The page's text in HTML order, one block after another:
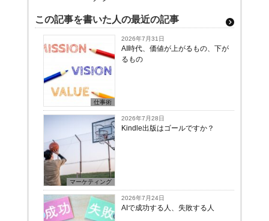
この記事を書いた人の最近の記事
仕事術
2026年7月31日
AI時代、価値が上がるもの、下が
るもの
マーケティング
2026年7月28日
Kindle出版はゴールですか？
2026年7月24日
AIで成功する人、失敗する人